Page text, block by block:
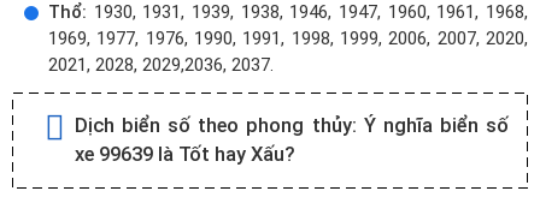
Thổ: 1930, 1931, 1939, 1938, 1946, 1947, 1960, 1961, 1968,
1969, 1977, 1976, 1990, 1991, 1998, 1999, 2006, 2007, 2020,
2021, 2028, 2029,2036, 2037.
Dịch biển số theo phong thủy: Ý nghĩa biển số
xe 99639 là Tốt hay Xấu?